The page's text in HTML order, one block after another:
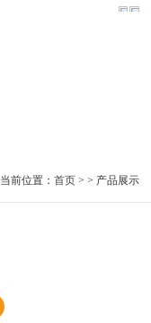
当前位置： 首页> > 产品展示